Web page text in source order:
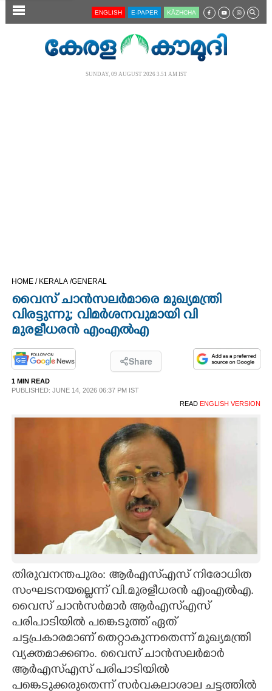
SECTIONS
CINEMA
OPINION
PHOTOS
LIFESTYLE
LITERATURE
ZOOM
CONTACT US
ENGLISH E-PAPER KĀZHCHA
SUNDAY, 09 AUGUST 2026 3.51 AM IST
HOME / KERALA /GENERAL
വൈസ് ചാന്‍സലര്‍മാരെ മുഖ്യമന്ത്രി
വിരട്ടുന്നു; വിമര്‍ശനവുമായി വി
മുരളീധരന്‍ എംഎല്‍എ
Share
1 MIN READ
PUBLISHED: JUNE 14, 2026 06:37 PM IST
READ ENGLISH VERSION
തിരുവനന്തപുരം: ആര്‍എസ്എസ് നിരോധിത
സംഘടനയല്ലെന്ന് വി.മുരളീധരന്‍ എംഎല്‍എ.
വൈസ് ചാന്‍സര്‍മാര്‍ ആര്‍എസ്എസ്
പരിപാടിയില്‍ പങ്കെടുത്ത് ഏത്
ചട്ടപ്രകാരമാണ് തെറ്റാകുന്നതെന്ന് മുഖ്യമന്ത്രി
വ്യക്തമാക്കണം. വൈസ് ചാന്‍സലര്‍മാര്‍
ആര്‍എസ്എസ് പരിപാടിയില്‍
പങ്കെടുക്കരുതെന്ന് സര്‍വകലാശാല ചട്ടത്തില്‍